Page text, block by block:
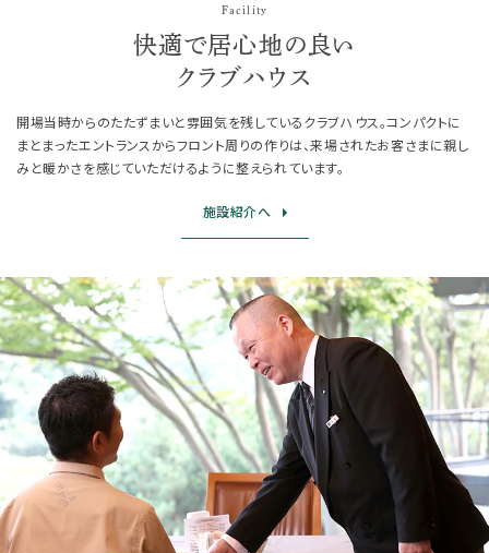
Facility
快適で居心地の良い
クラブハウス
開場当時からのたたずまいと雰囲気を残しているクラブハウス。コンパクトに
まとまったエントランスからフロント周りの作りは、来場されたお客さまに親し
みと暖かさを感じていただけるように整えられています。
施設紹介へ